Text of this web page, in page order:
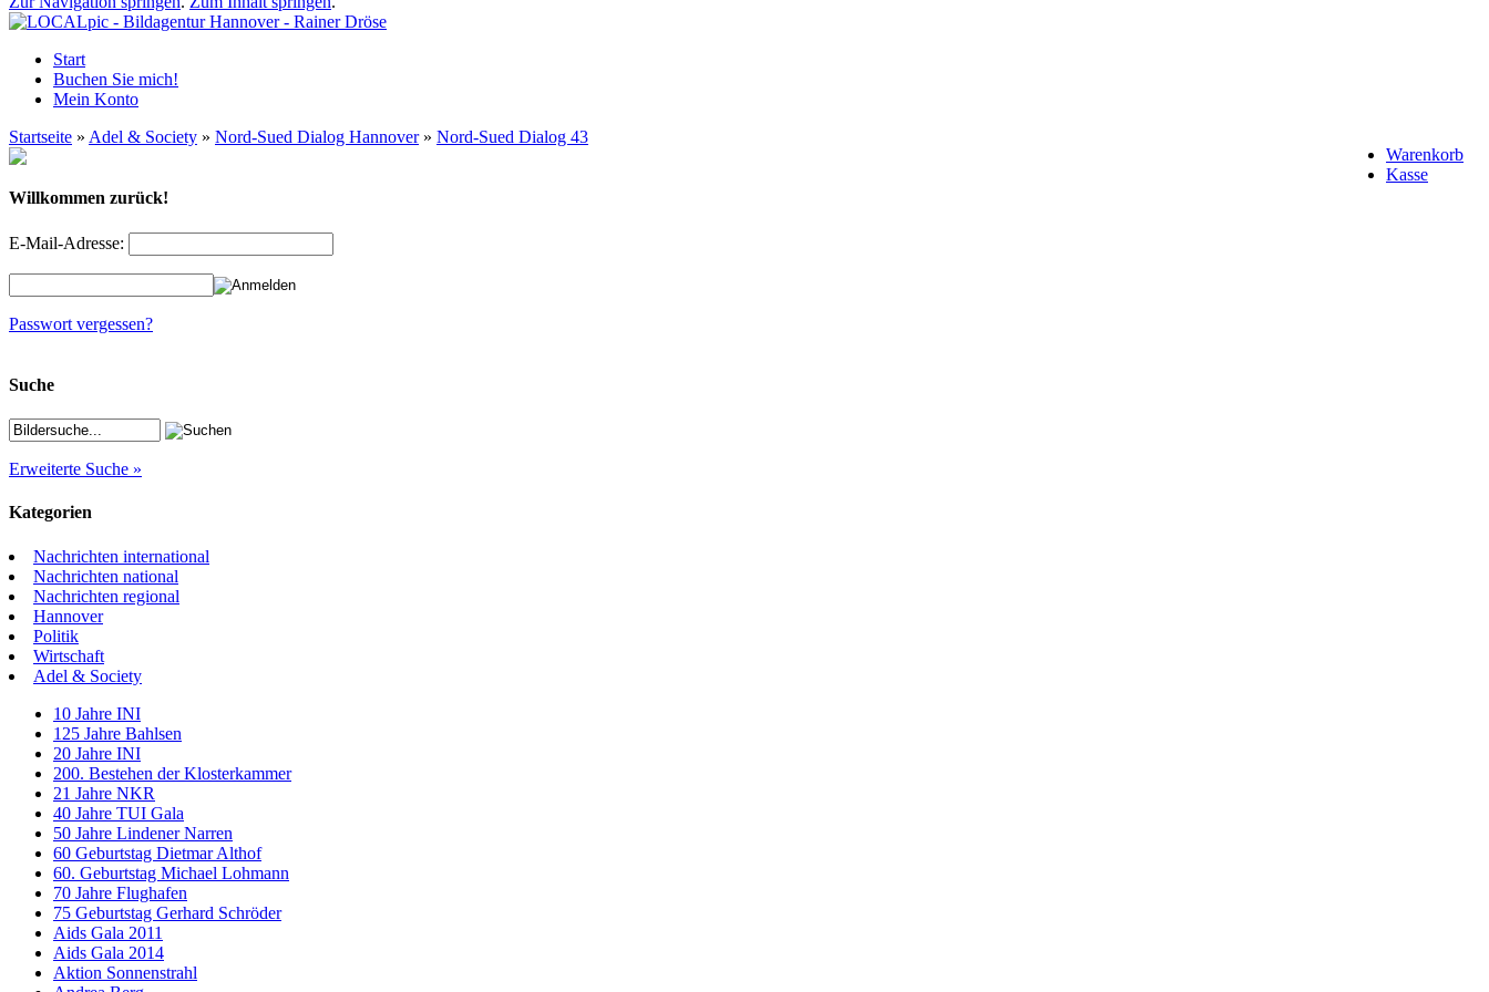
Start
Buchen Sie mich!
Mein Konto
Warenkorb
Kasse
Startseite » Adel & Society » Nord-Sued Dialog Hannover» Nord-Sued Dialog 43
Willkommen zurück!
E-Mail-Adresse:
Passwort vergessen?
Suche
Erweiterte Suche »
Kategorien
Nachrichten international
Nachrichten national
Nachrichten regional
Hannover
Politik
Wirtschaft
Adel & Society
10 Jahre INI
125 Jahre Bahlsen
20 Jahre INI
200. Bestehen der Klosterkammer
21 Jahre NKR
40 Jahre TUI Gala
50 Jahre Lindener Narren
60 Geburtstag Dietmar Althof
60. Geburtstag Michael Lohmann
70 Jahre Flughafen
75 Geburtstag Gerhard Schröder
Aids Gala 2011
Aids Gala 2014
Aktion Sonnenstrahl